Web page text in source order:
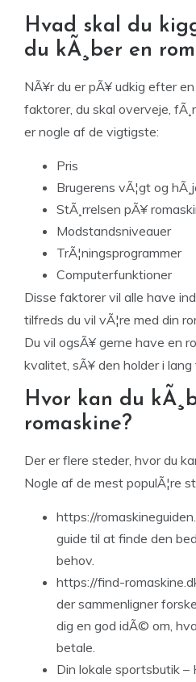
Hvad skal du
du kÃ¸ber en
NÃ¥r du er pÃ¥ udkig efter
faktorer, du skal overveje,
er nogle af de vigtigste:
Pris
Brugerens vÃ¦gt og
StÃ¸rrelsen pÃ¥
Modstandsniveauer
TrÃ¦ningsprogrammer
Computerfunktioner
Disse faktorer vil alle have
tilfreds du vil vÃ¦re med din
Du vil ogsÃ¥ gerne have en
kvalitet, sÃ¥ den holder i lang
Hvor kan du
romaskine?
Der er flere steder, hvor du
Nogle af de mest populÃ¦re
https://
guide til at finde den
behov.
https://find-
der sammenligner
dig en god idÃ© om,
betale.
Din lokale sportsbutik –